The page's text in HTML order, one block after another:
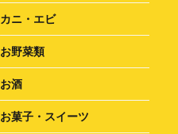
カニ・エビ
お野菜類
お酒
お菓子・スイーツ